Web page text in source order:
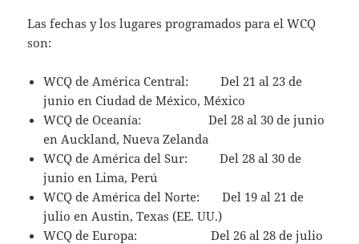
Las fechas y los lugares programados para el WCQ
son:
WCQ de América Central: Del 21 al 23 de
junio en Ciudad de México, México
WCQ de Oceanía: Del 28 al 30 de junio
en Auckland, Nueva Zelanda
WCQ de América del Sur: Del 28 al 30 de
junio en Lima, Perú
WCQ de América del Norte: Del 19 al 21 de
julio en Austin, Texas (EE. UU.)
WCQ de Europa: Del 26 al 28 de julio